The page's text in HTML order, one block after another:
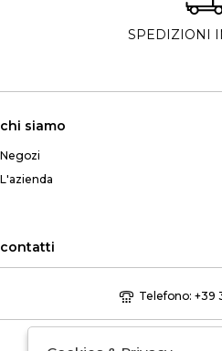
SPEDIZIONI
chi siamo
Negozi
L'azienda
contatti
Telefono: +39